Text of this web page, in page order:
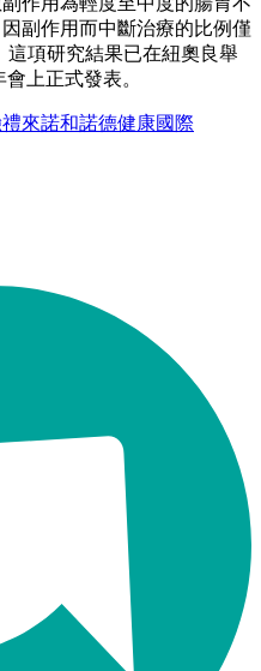
副作用而中斷治療的比例僅
這項研究結果已在紐奧良舉
上正式發表。
禮來諾和諾德健康國際